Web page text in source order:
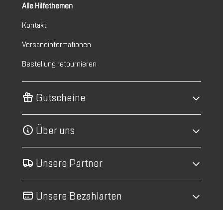
Alle Hilfethemen
Kontakt
Versandinformationen
Bestellung retournieren
Gutscheine
Über uns
Unsere Partner
Unsere Bezahlarten